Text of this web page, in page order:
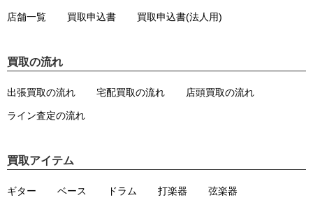
店舗一覧 買取申込書 買取申込書(法人用)
買取の流れ
出張買取の流れ 宅配買取の流れ 店頭買取の流れ
ライン査定の流れ
買取アイテム
ギター ベース ドラム 打楽器 弦楽器